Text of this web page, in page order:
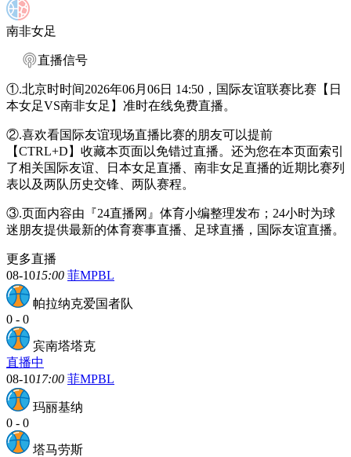
南非女足
直播信号
①.北京时时间2026年06月06日 14:50，国际友谊联赛比赛【日
本女足VS南非女足】准时在线免费直播。
②.喜欢看国际友谊现场直播比赛的朋友可以提前
【CTRL+D】收藏本页面以免错过直播。还为您在本页面索引
了相关国际友谊、日本女足直播、南非女足直播的近期比赛列
表以及两队历史交锋、两队赛程。
③.页面内容由『24直播网』体育小编整理发布；24小时为球
迷朋友提供最新的体育赛事直播、足球直播，国际友谊直播。
更多直播
08-1015:00 菲MPBL
帕拉纳克爱国者队
0 - 0
宾南塔塔克
直播中
08-1017:00 菲MPBL
玛丽基纳
0 - 0
塔马劳斯